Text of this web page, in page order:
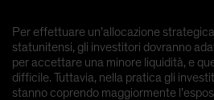
Per effettuare un’allocazione
statunitensi, gli investitori dovranno
per accettare una minore liquidità, e
difficile. Tuttavia, nella pratica gli
stanno coprendo maggiormente